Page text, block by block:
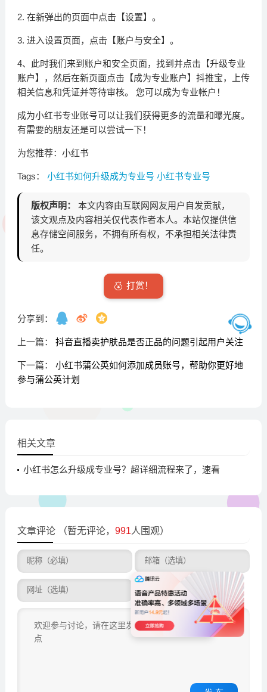
2. 在新弹出的页面中点击【设置】。
3. 进入设置页面，点击【账户与安全】。
4、此时我们来到账户和安全页面，找到并点击【升级专业
账户】，然后在新页面点击【成为专业账户】抖推宝，上传
相关信息和凭证并等待审核。 您可以成为专业帐户！
成为小红书专业账号可以让我们获得更多的流量和曝光度。
有需要的朋友还是可以尝试一下！
为您推荐：小红书
Tags： 小红书如何升级成为专业号 小红书专业号
版权声明：
本文内容由互联网网友用户自发贡献，
该文观点及内容相关仅代表作者本人。本站仅提供信
息存储空间服务，不拥有所有权，不承担相关法律责
任。
打赏！
分享到：
上一篇： 抖音直播卖护肤品是否正品的问题引起用户关注
下一篇： 小红书蒲公英如何添加成员账号，帮助你更好地
参与蒲公英计划
相关文章
小红书怎么升级成专业号？超详细流程来了，速看
文章评论 （暂无评论， 991人围观）